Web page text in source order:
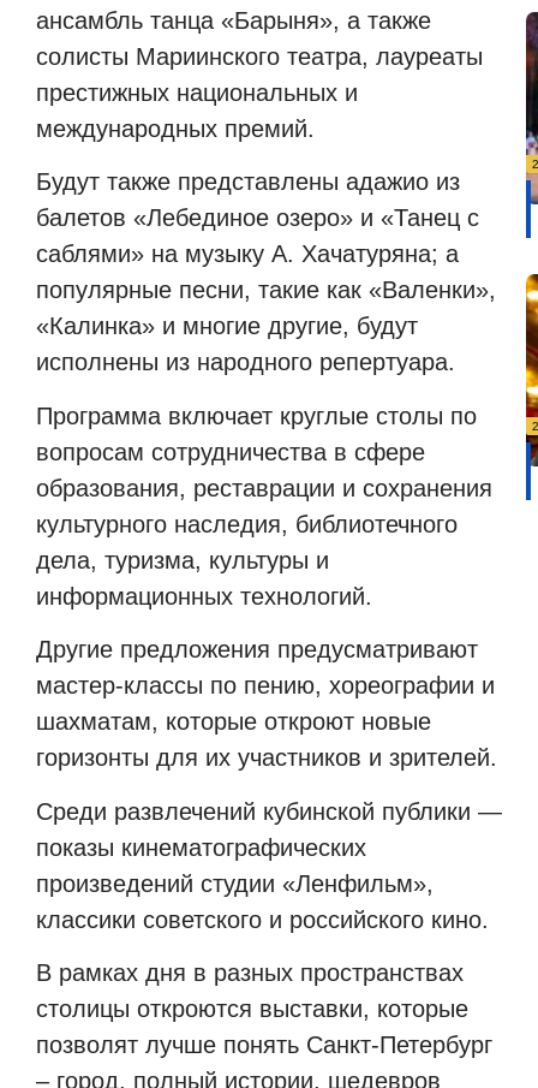
ансамбль танца «Барыня», а также
солисты Мариинского театра, лауреаты
престижных национальных и
международных премий.
Будут также представлены адажио из
балетов «Лебединое озеро» и «Танец с
саблями» на музыку А. Хачатуряна; а
популярные песни, такие как «Валенки»,
«Калинка» и многие другие, будут
исполнены из народного репертуара.
Программа включает круглые столы по
вопросам сотрудничества в сфере
образования, реставрации и сохранения
культурного наследия, библиотечного
дела, туризма, культуры и
информационных технологий.
Другие предложения предусматривают
мастер-классы по пению, хореографии и
шахматам, которые откроют новые
горизонты для их участников и зрителей.
Среди развлечений кубинской публики —
показы кинематографических
произведений студии «Ленфильм»,
классики советского и российского кино.
В рамках дня в разных пространствах
столицы откроются выставки, которые
позволят лучше понять Санкт-Петербург
– город, полный истории, шедевров